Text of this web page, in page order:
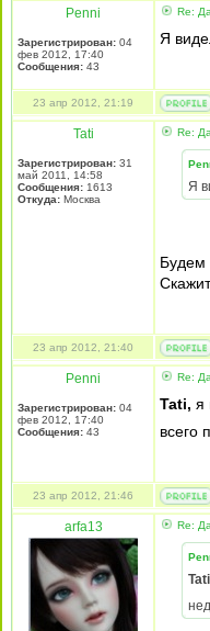
Penni
Зарегистрирован: 04
фев 2012, 17:40
Сообщения: 43
Re:
Я
23 апр 2012, 21:19
Tati
Зарегистрирован: 31
май 2011, 14:58
Сообщения: 1613
Откуда: Москва
Re:
Я
Будем
23 апр 2012, 21:40
Penni
Зарегистрирован: 04
фев 2012, 17:40
Сообщения: 43
Re:
Tati, я
всего
23 апр 2012, 21:46
arfa13 Re: